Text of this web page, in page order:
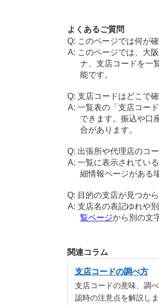
よくあるご質問
このページでは何が
このページでは、大
ナ、支店コードを一
能です。
支店コードはどこで
一覧表の「支店コー
できます。振込や口
合があります。
出張所や代理店のコ
一覧に表示されてい
細情報ページがある
目的の支店が見つか
支店名の表記ゆれや
覧ページから別の文
関連コラム
支店コードの調べ方
支店コードの意味、調
認時の注意点を解説しま